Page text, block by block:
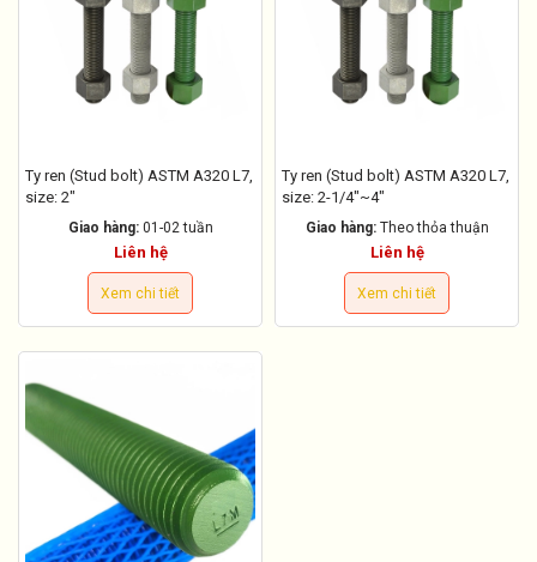
Ty ren (Stud bolt) ASTM A320 L7,
size: 2"
Giao hàng: 01-02 tuần
Liên hệ
Xem chi tiết
Ty ren (Stud bolt) ASTM A320 L7,
size: 2-1/4"~4"
Giao hàng: Theo thỏa thuận
Liên hệ
Xem chi tiết